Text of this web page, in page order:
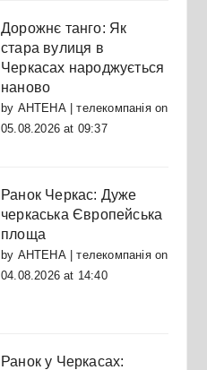
Дорожнє танго: Як
стара вулиця в
Черкасах народжується
наново
by АНТЕНА | телекомпаніяon
05.08.2026 at 09:37
Ранок Черкас: Дуже
черкаська Європейська
площа
by АНТЕНА | телекомпаніяon
04.08.2026 at 14:40
Ранок у Черкасах: